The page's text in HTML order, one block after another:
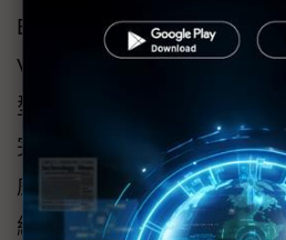
EUP/ERP規範的USB-C多
VL605完整支援各平台遊
型遊戲裝置搖身一變為高階
完全不遜於主機型遊戲機的
威鋒電子產品詳情諮詢，
網。